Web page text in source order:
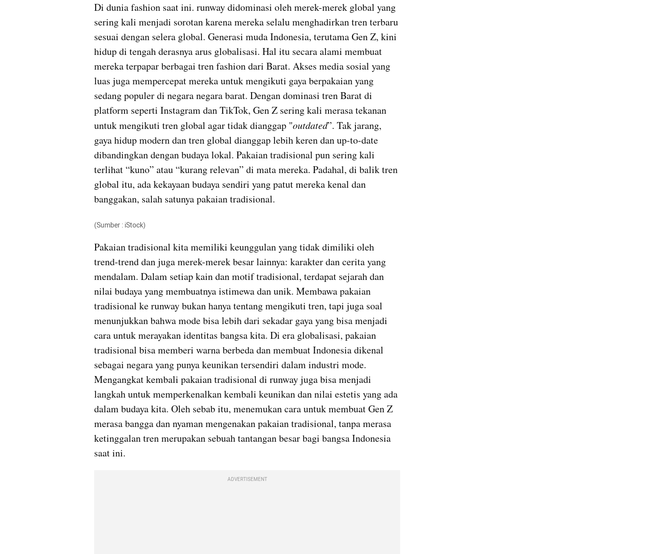
Di dunia fashion saat ini. runway didominasi oleh merek-merek global yang
sering kali menjadi sorotan karena mereka selalu menghadirkan tren terbaru
sesuai dengan selera global. Generasi muda Indonesia, terutama Gen Z, kini
hidup di tengah derasnya arus globalisasi. Hal itu secara alami membuat
mereka terpapar berbagai tren fashion dari Barat. Akses media sosial yang
luas juga mempercepat mereka untuk mengikuti gaya berpakaian yang
sedang populer di negara negara barat. Dengan dominasi tren Barat di
platform seperti Instagram dan TikTok, Gen Z sering kali merasa tekanan
untuk mengikuti tren global agar tidak dianggap "outdated”. Tak jarang,
gaya hidup modern dan tren global dianggap lebih keren dan up-to-date
dibandingkan dengan budaya lokal. Pakaian tradisional pun sering kali
terlihat “kuno” atau “kurang relevan” di mata mereka. Padahal, di balik tren
global itu, ada kekayaan budaya sendiri yang patut mereka kenal dan
banggakan, salah satunya pakaian tradisional.
(Sumber : iStock)
Pakaian tradisional kita memiliki keunggulan yang tidak dimiliki oleh
trend-trend dan juga merek-merek besar lainnya: karakter dan cerita yang
mendalam. Dalam setiap kain dan motif tradisional, terdapat sejarah dan
nilai budaya yang membuatnya istimewa dan unik. Membawa pakaian
tradisional ke runway bukan hanya tentang mengikuti tren, tapi juga soal
menunjukkan bahwa mode bisa lebih dari sekadar gaya yang bisa menjadi
cara untuk merayakan identitas bangsa kita. Di era globalisasi, pakaian
tradisional bisa memberi warna berbeda dan membuat Indonesia dikenal
sebagai negara yang punya keunikan tersendiri dalam industri mode.
Mengangkat kembali pakaian tradisional di runway juga bisa menjadi
langkah untuk memperkenalkan kembali keunikan dan nilai estetis yang ada
dalam budaya kita. Oleh sebab itu, menemukan cara untuk membuat Gen Z
merasa bangga dan nyaman mengenakan pakaian tradisional, tanpa merasa
ketinggalan tren merupakan sebuah tantangan besar bagi bangsa Indonesia
saat ini.
ADVERTISEMENT